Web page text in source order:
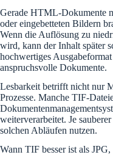
Gerade HTML-Dokumente
oder eingebetteten Bildern
Wenn die Auflösung zu
wird, kann der Inhalt später
hochwertiges
anspruchsvolle Dokumente.
Lesbarkeit betrifft nicht nur
Prozesse. Manche TIF-
weiterverarbeitet. Je
solchen Abläufen nutzen.
Wann TIF besser ist als